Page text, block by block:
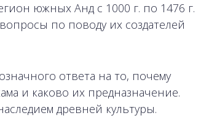
южных Анд с 1000 г. по 1476 г.
по поводу их создателей
ответа на то, почему
и каково их предназначение.
древней культуры.